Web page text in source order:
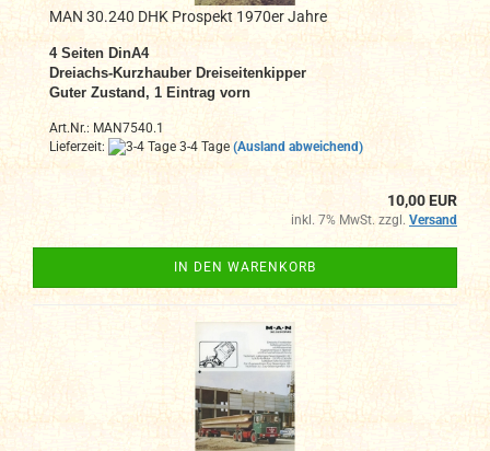
MAN 30.240 DHK Prospekt 1970er Jahre
4 Seiten DinA4
Dreiachs-Kurzhauber Dreiseitenkipper
Guter Zustand, 1 Eintrag vorn
Art.Nr.: MAN7540.1
Lieferzeit:
3-4 Tage (Ausland abweichend)
10,00 EUR
inkl. 7% MwSt. zzgl. Versand
IN DEN WARENKORB